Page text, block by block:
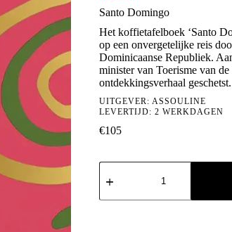
Santo Domingo
Het koffietafelboek ‘Santo
op een onvergetelijke reis
Dominicaanse Republiek.
minister van Toerisme van
ontdekkingsverhaal geschetst.
UITGEVER: ASSOULINE
LEVERTIJD: 2 WERKDAGEN
€105
Santo
Domingo